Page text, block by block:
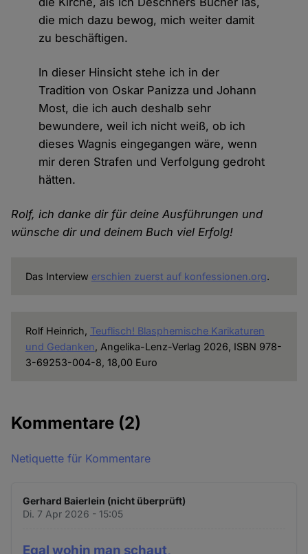
die mich dazu bewog, mich weiter damit
zu beschäftigen.
In dieser Hinsicht stehe ich in der
Tradition von Oskar Panizza und Johann
Most, die ich auch deshalb sehr
bewundere, weil ich nicht weiß, ob ich
dieses Wagnis eingegangen wäre, wenn
mir deren Strafen und Verfolgung gedroht
hätten.
Rolf, ich danke dir für deine Ausführungen und
wünsche dir und deinem Buch viel Erfolg!
Das Interview erschien zuerst auf konfessionen.org.
Rolf Heinrich, Teuflisch! Blasphemische Karikaturen
und Gedanken, Angelika-Lenz-Verlag 2026, ISBN 978-
3-69253-004-8, 18,00 Euro
Kommentare (2)
Netiquette für Kommentare
Gerhard Baierlein (nicht überprüft)
Di. 7 Apr 2026 - 15:05
Egal wohin man schaut,